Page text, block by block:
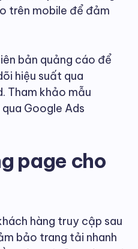
trên mobile để đảm
bản quảng cáo để
hiệu suất qua
Tham khảo mẫu
Google Ads
page cho
hàng truy cập sau
bảo trang tải nhanh